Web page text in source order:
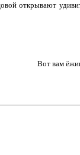
открывают
Вот вам